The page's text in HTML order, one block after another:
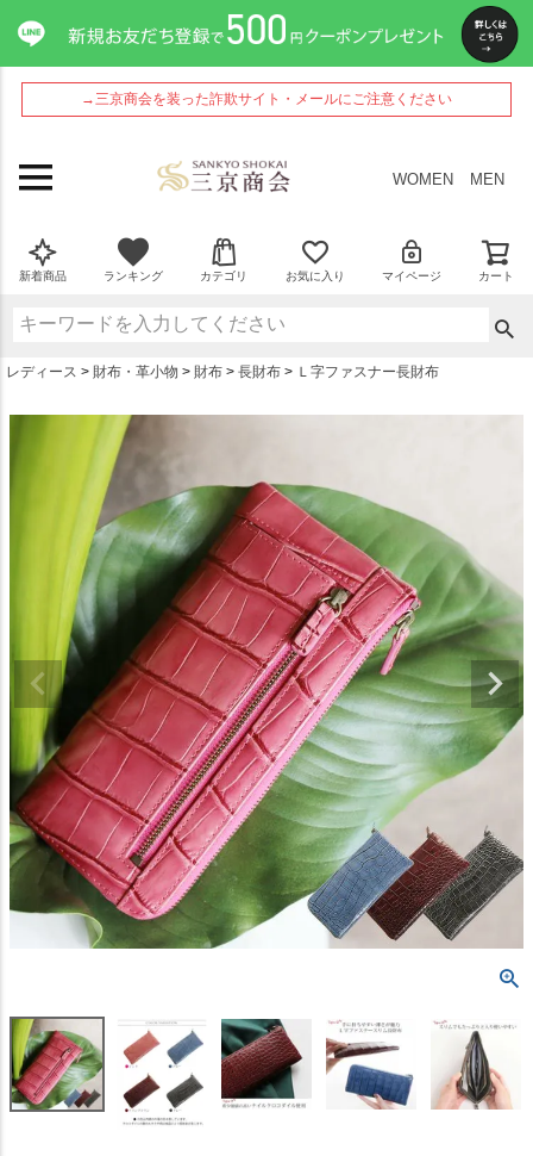
→三京商会を装った詐欺サイト・メールにご注意ください
WOMEN MEN
新着商品 ランキング カテゴリ お気に入り マイページ カート
レディース 財布・革小物 財布 長財布 Ｌ字ファスナー長財布
ペー
ジト
ップ
へ